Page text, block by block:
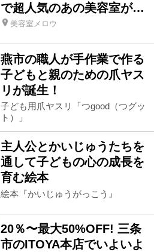
で超人気のあの美容室が…
美容室メロウ
燕市の職人が手作業で作る
子どもと親のための爪ヤス
リが誕生！
子ども用爪ヤスリ「つgood（つグッ
ト）」
主人公とかいじゅうたちを
通して子どもの心の成長を
育む絵本
絵本『かいじゅうがっこう』
20％〜最大50%OFF! 三条
市のITOYA本店でいよいよ